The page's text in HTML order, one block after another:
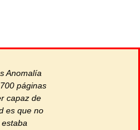
Anomalía
páginas
capaz de
es que no